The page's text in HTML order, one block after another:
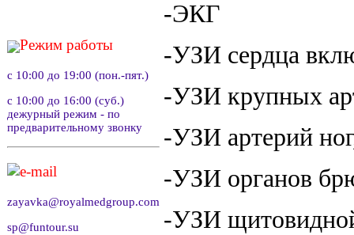
Режим работы
с 10:00 до 19:00 (пон.-пят.)
с 10:00 до 16:00 (суб.)
дежурный режим - по
предварительному звонку
e-mail
zayavka@royalmedgroup.com
sp@funtour.su
-ЭКГ
-УЗИ сердца
-УЗИ крупных
-УЗИ артерий
-УЗИ органов
-УЗИ